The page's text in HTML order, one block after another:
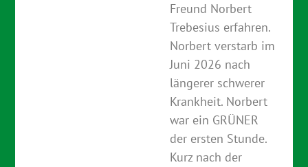
Freund Norbert
Trebesius erfahren.
Norbert verstarb im
Juni 2026 nach
längerer schwerer
Krankheit. Norbert
war ein GRÜNER
der ersten Stunde.
Kurz nach der